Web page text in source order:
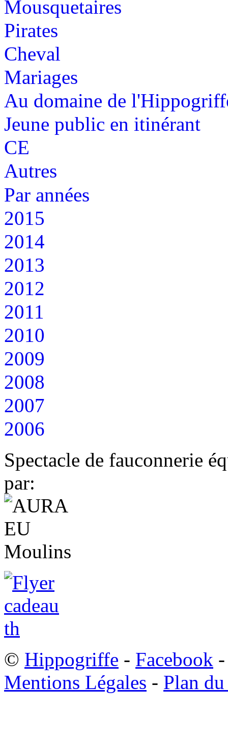
Mousquetaires
Pirates
Cheval
Mariages
Au domaine de
Jeune public en itinérant
CE
Autres
Par années
2015
2014
2013
2012
2011
2010
2009
2008
2007
2006
Spectacle de fauconnerie
par:
© Hippogriffe - Facebook
Mentions Légales - Plan